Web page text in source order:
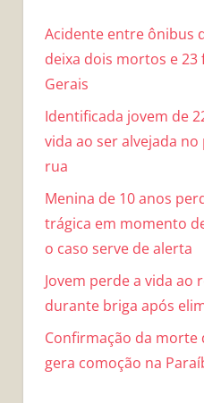
Acidente entre ônibus
deixa dois mortos e 23
Gerais
Identificada jovem de
vida ao ser alvejada
rua
Menina de 10 anos
trágica em momento
o caso serve de alerta
Jovem perde a vida ao
durante briga após
Confirmação da
gera comoção na